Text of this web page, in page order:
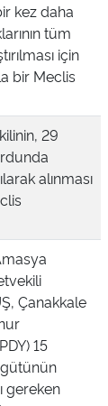
kez daha
tüm
için
bir Meclis
29
alınması
Çanakkale
15
gereken